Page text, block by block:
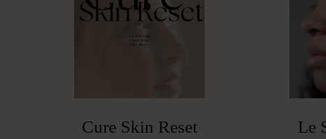
Cure Skin Reset Le